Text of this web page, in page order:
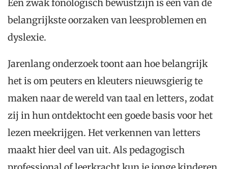
Een zwak fonologisch bewustzijn is een van de
belangrijkste oorzaken van leesproblemen en
dyslexie.
Jarenlang onderzoek toont aan hoe belangrijk
het is om peuters en kleuters nieuwsgierig te
maken naar de wereld van taal en letters, zodat
zij in hun ontdektocht een goede basis voor het
lezen meekrijgen. Het verkennen van letters
maakt hier deel van uit. Als pedagogisch